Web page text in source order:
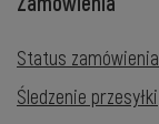
Status zamówienia
Śledzenie przesyłki